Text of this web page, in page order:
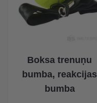
Boksa trenuņu
bumba, reakcijas
bumba